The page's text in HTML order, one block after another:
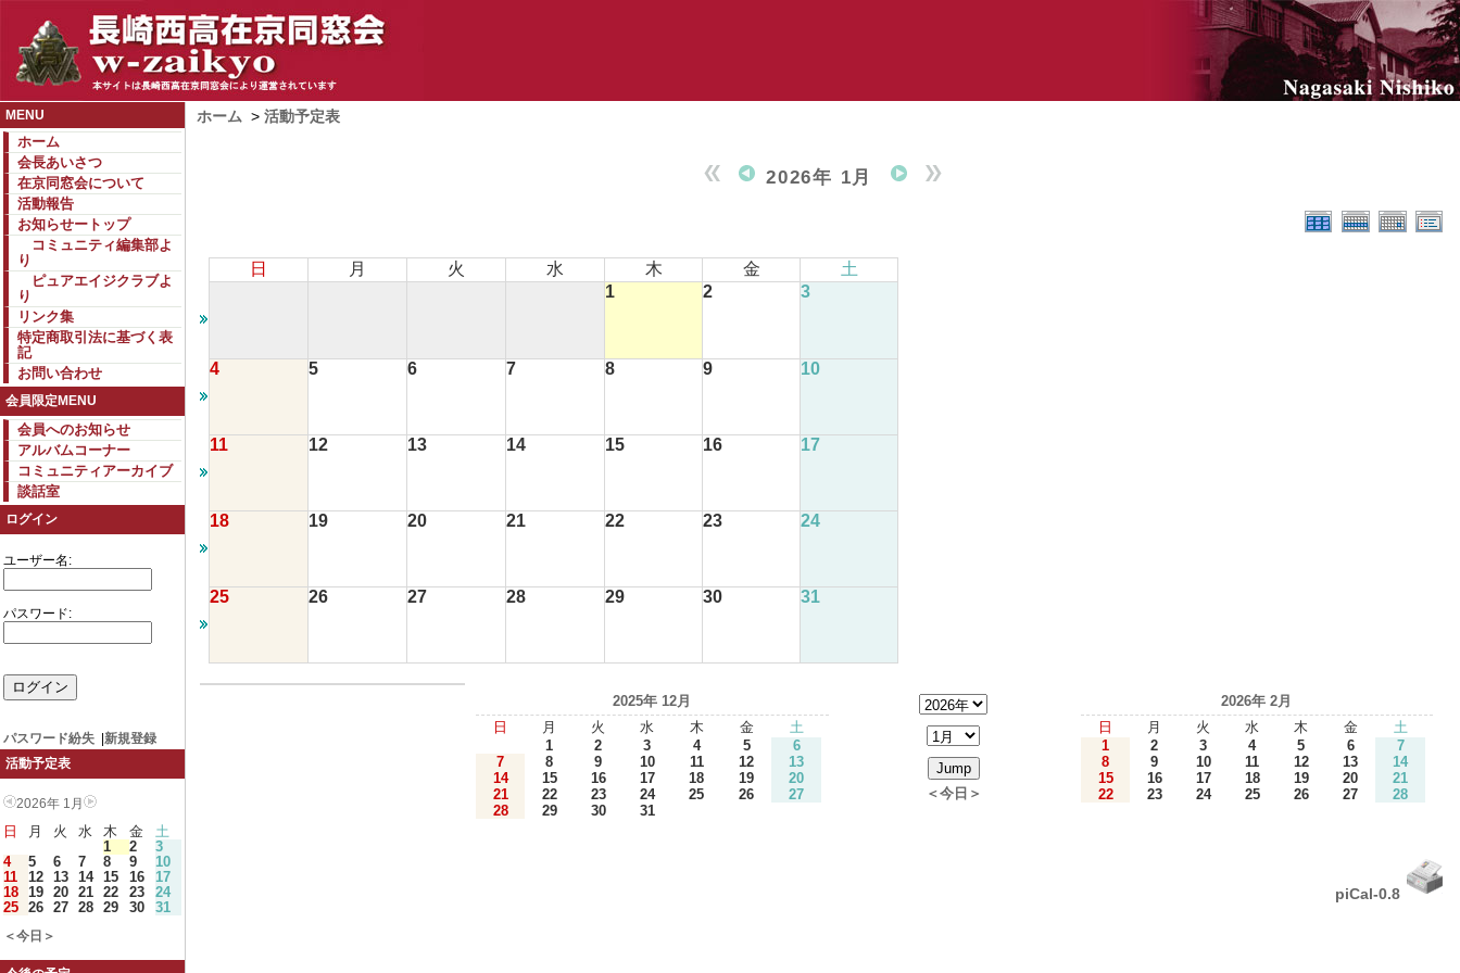
MENU
ホーム
会長あいさつ
在京同窓会について
活動報告
お知らせートップ
コミュニティ編集部よ
り
ピュアエイジクラブよ
り
リンク集
特定商取引法に基づく表
記
お問い合わせ
会員限定MENU
会員へのお知らせ
アルバムコーナー
コミュニティアーカイブ
談話室
ログイン
ユーザー名:
パスワード:
パスワード紛失
新規登録
活動予定表
2026年 1月
日 月 火 水 木 金
土
1
2
3
4
5 6 7 8 9
10
11
12 13 14 15 16
17
18 19 20 21 22 23
24
25 26 27 28 29 30 31
＜今日＞
ホーム > 活動予定表
2026年 1月
日 月 火 水 木 金
土
1
2 3
4 5 6 7 8 9 10
11 12 13 14 15 16 17
18 19 20 21 22 23 24
25 26 27 28 29 30 31
2025年 12月
日
月 火 水 木 金
土
1
2 3 4 5
6
7
8 9 10 11 12
13
14
15 16 17 18 19
20
21
22 23 24 25 26
27
28
29 30 31
＜今日＞
2026年 2月
日
月 火 水 木 金
土
1
2 3 4 5 6
7
8
9 10 11 12 13
14
15
16 17 18 19 20
21
22
23 24 25 26 27 28
piCal-0.8